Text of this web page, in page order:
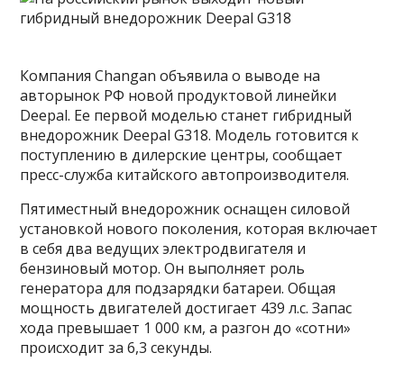
Компания Changan объявила о выводе на
авторынок РФ новой продуктовой линейки
Deepal. Ее первой моделью станет гибридный
внедорожник Deepal G318. Модель готовится к
поступлению в дилерские центры, сообщает
пресс-служба китайского автопроизводителя.
Пятиместный внедорожник оснащен силовой
установкой нового поколения, которая включает
в себя два ведущих электродвигателя и
бензиновый мотор. Он выполняет роль
генератора для подзарядки батареи. Общая
мощность двигателей достигает 439 л.с. Запас
хода превышает 1 000 км, а разгон до «сотни»
происходит за 6,3 секунды.